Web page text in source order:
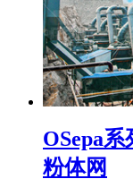
OSepa
粉体网